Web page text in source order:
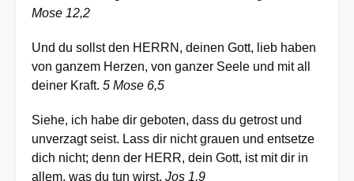
Mose 12,2
Und du sollst den HERRN, deinen Gott, lieb haben
von ganzem Herzen, von ganzer Seele und mit all
deiner Kraft. 5 Mose 6,5
Siehe, ich habe dir geboten, dass du getrost und
unverzagt seist. Lass dir nicht grauen und entsetze
dich nicht; denn der HERR, dein Gott, ist mit dir in
allem, was du tun wirst. Jos 1,9